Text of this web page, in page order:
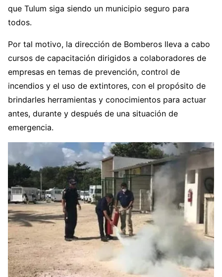
que Tulum siga siendo un municipio seguro para
todos.
Por tal motivo, la dirección de Bomberos lleva a cabo
cursos de capacitación dirigidos a colaboradores de
empresas en temas de prevención, control de
incendios y el uso de extintores, con el propósito de
brindarles herramientas y conocimientos para actuar
antes, durante y después de una situación de
emergencia.